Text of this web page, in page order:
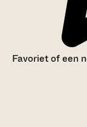
Favoriet of een